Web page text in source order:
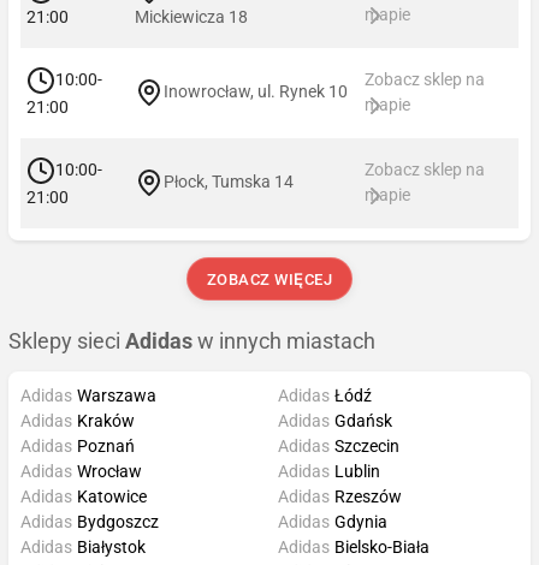
21:00 Mickiewicza 18 mapie
10:00-
21:00
Inowrocław, ul. Rynek 10
Zobacz sklep na
mapie
10:00-
21:00
Płock, Tumska 14
Zobacz sklep na
mapie
ZOBACZ WIĘCEJ
Sklepy sieci Adidas w innych miastach
Adidas Warszawa
Adidas Kraków
Adidas Poznań
Adidas Wrocław
Adidas Łódź
Adidas Gdańsk
Adidas Szczecin
Adidas Lublin
Adidas Katowice
Adidas Bydgoszcz
Adidas Białystok
Adidas Rzeszów
Adidas Gdynia
Adidas Bielsko-Biała